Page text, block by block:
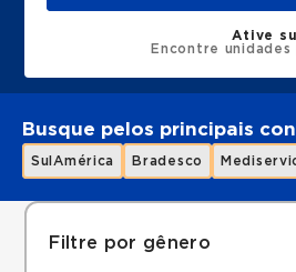
Ative
Encontre
Busque pelos principais
SulAmérica Bradesco
Filtre por gênero